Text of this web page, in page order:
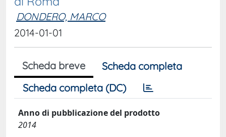
DONDERO, MARCO
2014-01-01
Scheda breve
Scheda completa
Scheda completa (DC)
Anno di pubblicazione del prodotto
2014